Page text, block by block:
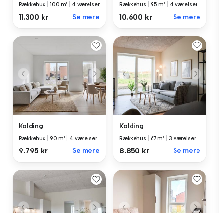
Rækkehus 100 m² 4 værelser
11.300 kr Se mere
Rækkehus 95 m² 4 værelser
10.600 kr Se mere
Kolding
Rækkehus 90 m² 4 værelser
9.795 kr Se mere
Kolding
Rækkehus 67 m² 3 værelser
8.850 kr Se mere